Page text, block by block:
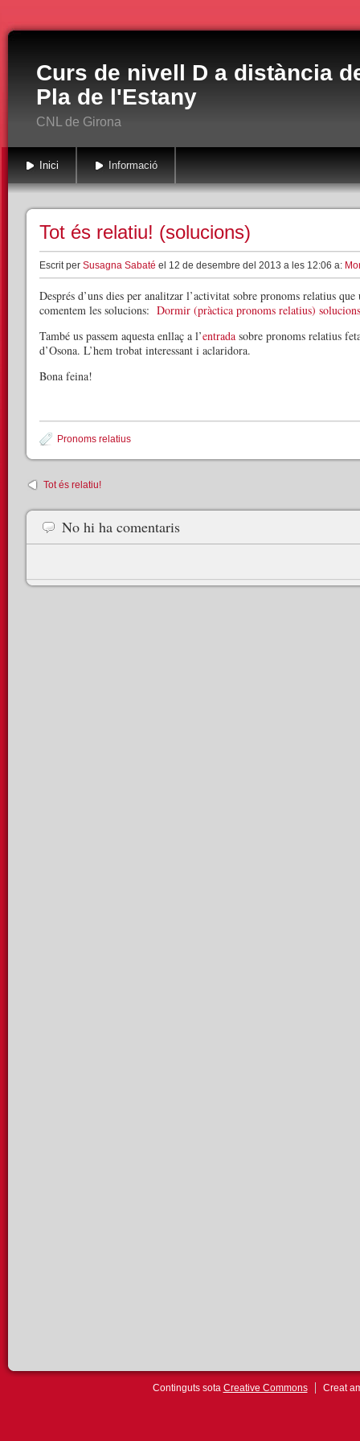
Curs de nivell D a distància
Pla de l'Estany
CNL de Girona
Inici Informació
Tot és relatiu! (solucions)
Escrit per Susagna Sabaté el 12 de desembre del 2013 a les 12:06 a:
Després d’uns dies per analitzar l’activitat sobre pronoms relatius que
comentem les solucions: Dormir (pràctica pronoms relatius) solucions
També us passem aquesta enllaç a l’entrada sobre pronoms relatius
d’Osona. L’hem trobat interessant i aclaridora.
Bona feina!
Pronoms relatius
Tot és relatiu!
No hi ha comentaris
Continguts sota Creative Commons Creat